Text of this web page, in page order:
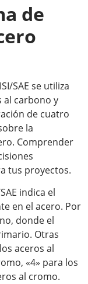
de
SAE se utiliza
al carbono y
de cuatro
la
Comprender
tus proyectos.
indica el
en el acero. Por
donde el
Otras
aceros al
«4» para los
al cromo.